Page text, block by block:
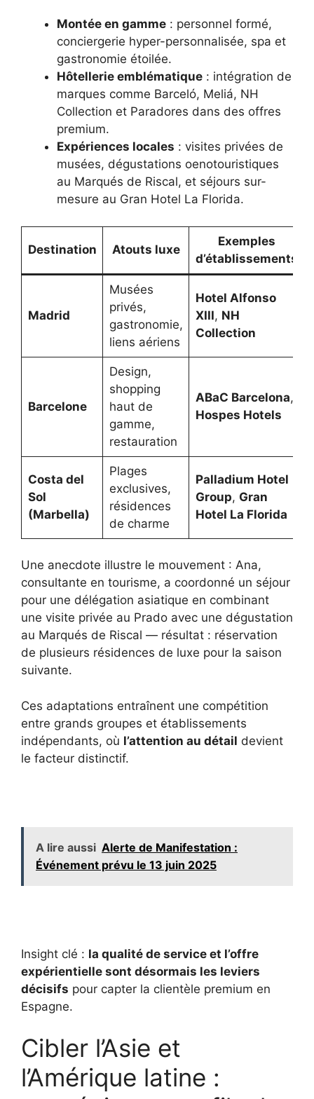
Montée en gamme : personnel formé,
conciergerie hyper-personnalisée, spa et
gastronomie étoilée.
Hôtellerie emblématique : intégration de
marques comme Barceló, Meliá, NH
Collection et Paradores dans des offres
premium.
Expériences locales : visites privées de
musées, dégustations oenotouristiques
au Marqués de Riscal, et séjours sur-
mesure au Gran Hotel La Florida.
Destination Atouts luxe
Exemples
d’établissements
Madrid
Musées
privés,
gastronomie,
liens aériens
Hotel Alfonso
XIII, NH
Collection
Barcelone
Design,
shopping
haut de
gamme,
restauration
ABaC Barcelona,
Hospes Hotels
Costa del
Sol
(Marbella)
Plages
exclusives,
résidences
de charme
Palladium Hotel
Group, Gran
Hotel La Florida
Une anecdote illustre le mouvement : Ana,
consultante en tourisme, a coordonné un séjour
pour une délégation asiatique en combinant
une visite privée au Prado avec une dégustation
au Marqués de Riscal — résultat : réservation
de plusieurs résidences de luxe pour la saison
suivante.
Ces adaptations entraînent une compétition
entre grands groupes et établissements
indépendants, où l’attention au détail devient
le facteur distinctif.
A lire aussi Alerte de Manifestation :
Événement prévu le 13 juin 2025
Insight clé : la qualité de service et l’offre
expérientielle sont désormais les leviers
décisifs pour capter la clientèle premium en
Espagne.
Cibler l’Asie et
l’Amérique latine :